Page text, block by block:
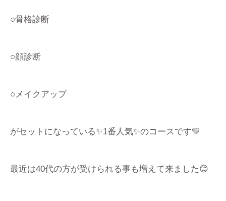
○骨格診断
○顔診断
○メイクアップ
がセットになっている✨1番人気✨のコースです💛
最近は40代の方が受けられる事も増えて来ました😊